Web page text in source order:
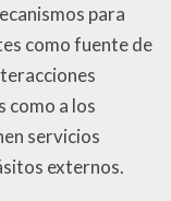
para
como fuente de
como a los
servicios
externos.